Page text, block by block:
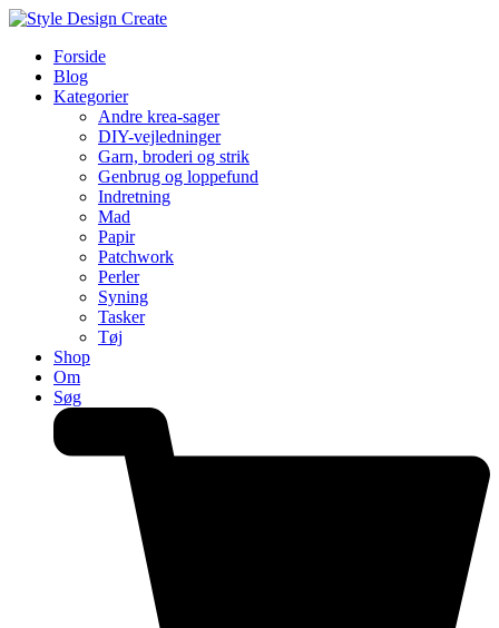
Forside
Blog
Kategorier
Andre krea-sager
DIY-vejledninger
Garn, broderi og strik
Genbrug og loppefund
Indretning
Mad
Papir
Patchwork
Perler
Syning
Tasker
Tøj
Shop
Om
Søg